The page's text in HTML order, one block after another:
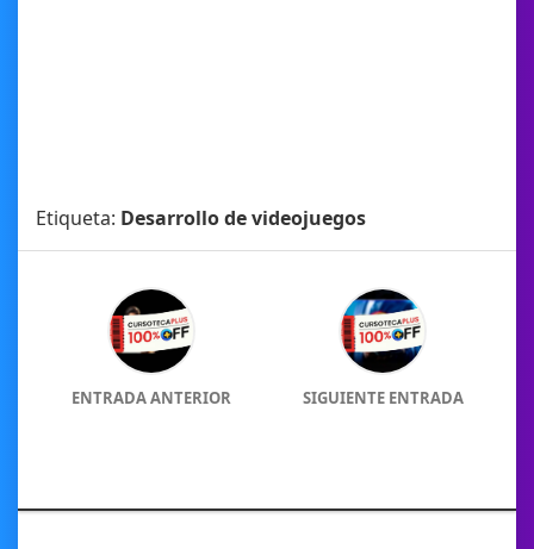
Etiqueta: Desarrollo de videojuegos
ENTRADA ANTERIOR SIGUIENTE ENTRADA